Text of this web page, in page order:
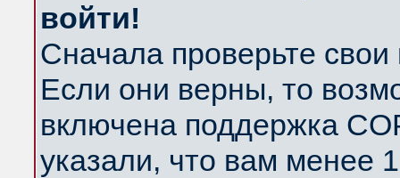
войти!
Сначала проверьте
Если они верны, то
включена поддержка
указали, что вам менее